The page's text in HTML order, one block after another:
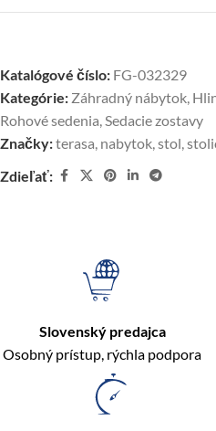
Katalógové číslo: FG-032329
Kategórie: Záhradný nábytok,
Rohové sedenia,Sedacie zostavy
Značky:terasa, nabytok,stol,
Zdieľať:
Slovenský predajca
Osobný prístup, rýchla podpora